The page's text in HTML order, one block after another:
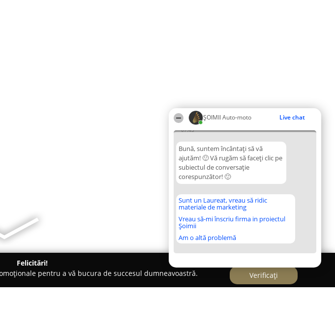
ȘOIMII Auto-moto Live chat
07:45
Bună, suntem încântați să vă
ajutăm! 🙂 Vă rugăm să faceți clic pe
subiectul de conversație
corespunzător! 🙂
Sunt un Laureat, vreau să ridic
materiale de marketing
Vreau să-mi înscriu firma in proiectul
Șoimii
Am o altă problemă
Felicitări!
pentru a vă bucura de succesul dumneavoastră.
Verificați